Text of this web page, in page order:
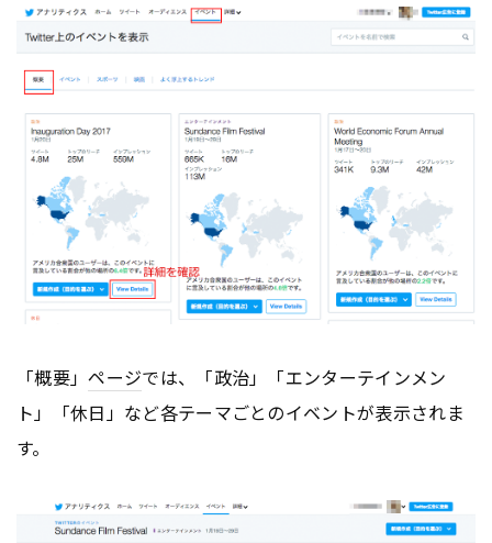
「概要」ページでは、「政治」「エンターテインメン
ト」「休日」など各テーマごとのイベントが表示されま
す。